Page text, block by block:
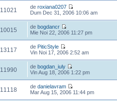
11021 de roxiana0207
Dum Dec 31, 2006 10:06 am
10015 de bogdancr
Mie Noi 22, 2006 11:27 pm
13117 de PiticStyle
Vin Noi 17, 2006 2:52 am
11990 de bogdan_iuly
Vin Aug 18, 2006 1:22 pm
11118 de danielavram
Mar Aug 15, 2006 11:44 pm